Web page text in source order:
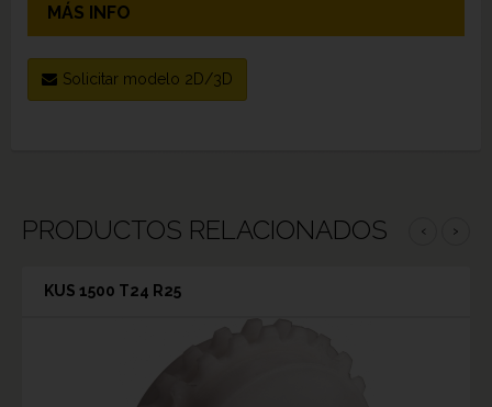
MÁS INFO
Solicitar modelo 2D/3D
PRODUCTOS RELACIONADOS ‹ ›
KUS 1500 T24 R25